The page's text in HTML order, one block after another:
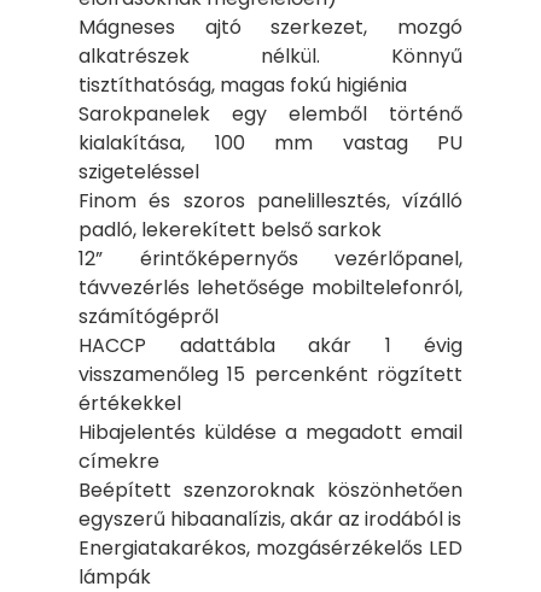
Mágneses ajtó szerkezet, mozgó
alkatrészek nélkül. Könnyű
tisztíthatóság, magas fokú higiénia
Sarokpanelek egy elemből történő
kialakítása, 100 mm vastag PU
szigeteléssel
Finom és szoros panelillesztés, vízálló
padló, lekerekített belső sarkok
12” érintőképernyős vezérlőpanel,
távvezérlés lehetősége mobiltelefonról,
számítógépről
HACCP adattábla akár 1 évig
visszamenőleg 15 percenként rögzített
értékekkel
Hibajelentés küldése a megadott email
címekre
Beépített szenzoroknak köszönhetően
egyszerű hibaanalízis, akár az irodából is
Energiatakarékos, mozgásérzékelős LED
lámpák